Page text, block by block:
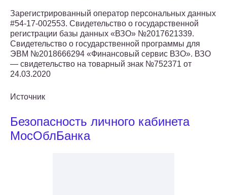
Зарегистрированный оператор персональных данных
#54-17-002553. Свидетельство о государственной
регистрации базы данных «ВЗО» №2017621339.
Свидетельство о государственной программы для
ЭВМ №2018666294 «Финансовый сервис ВЗО». ВЗО
— свидетельство на товарный знак №752371 от
24.03.2020
Источник
Безопасность личного кабинета
МосОблБанка